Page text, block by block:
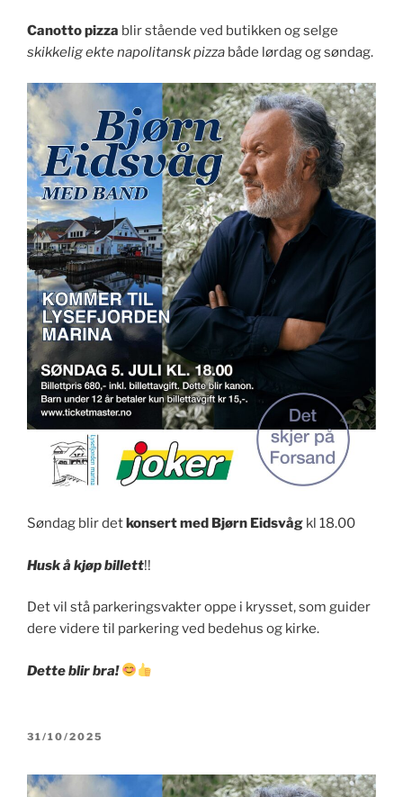
Canotto pizza blir stående ved butikken og selge
skikkelig ekte napolitansk pizza både lørdag og søndag.
Søndag blir det konsert med Bjørn Eidsvåg kl 18.00
Husk å kjøp billett!!
Det vil stå parkeringsvakter oppe i krysset, som guider
dere videre til parkering ved bedehus og kirke.
Dette blir bra!
PUBLISERT
31/10/2025